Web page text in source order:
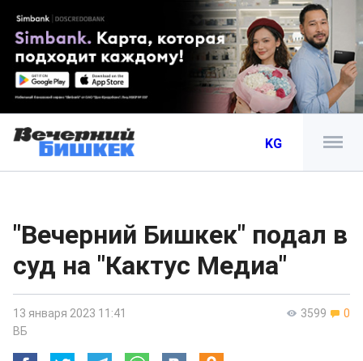
KG
"Вечерний Бишкек" подал в
суд на "Кактус Медиа"
3599 0
13 января 2023 11:41
ВБ